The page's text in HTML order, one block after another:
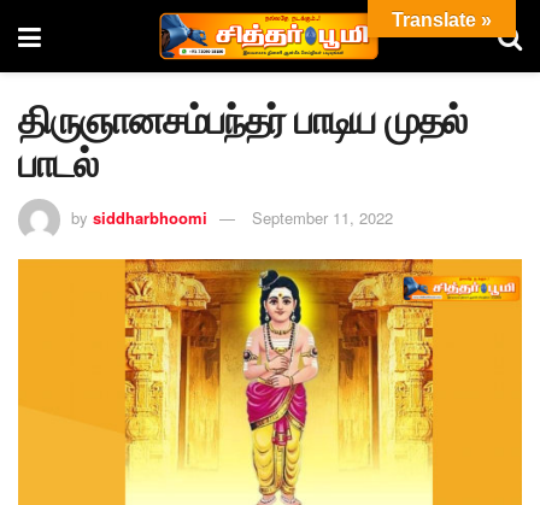
திருஞானசம்பந்தர் பாடிய முதல்
பாடல்
by siddharbhoomi September 11, 2022
Translate »